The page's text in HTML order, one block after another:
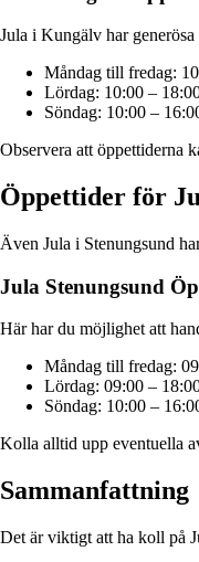
Jula i Kungälv har
Måndag till fredag:
Lördag: 10:00 –
Söndag: 10:00 –
Observera att öppettiderna
Öppettider för
Även Jula i Stenungsund
Jula Stenungsund
Här har du möjlighet att
Måndag till fredag:
Lördag: 09:00 –
Söndag: 10:00 –
Kolla alltid upp eventuella
Sammanfattning
Det är viktigt att ha koll på